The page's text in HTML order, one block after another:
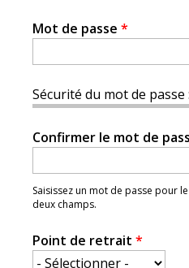
Mot de passe *
Sécurité du mot de passe :
Confirmer le mot de
Saisissez un mot de passe pour
deux champs.
Point de retrait *